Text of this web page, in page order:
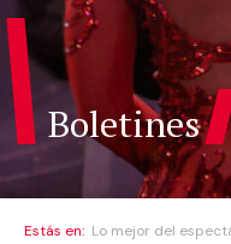
Boletines
Estás en: Lo mejor del